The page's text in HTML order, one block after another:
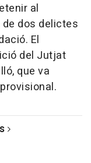
al
dos delictes
El
del Jutjat
que va